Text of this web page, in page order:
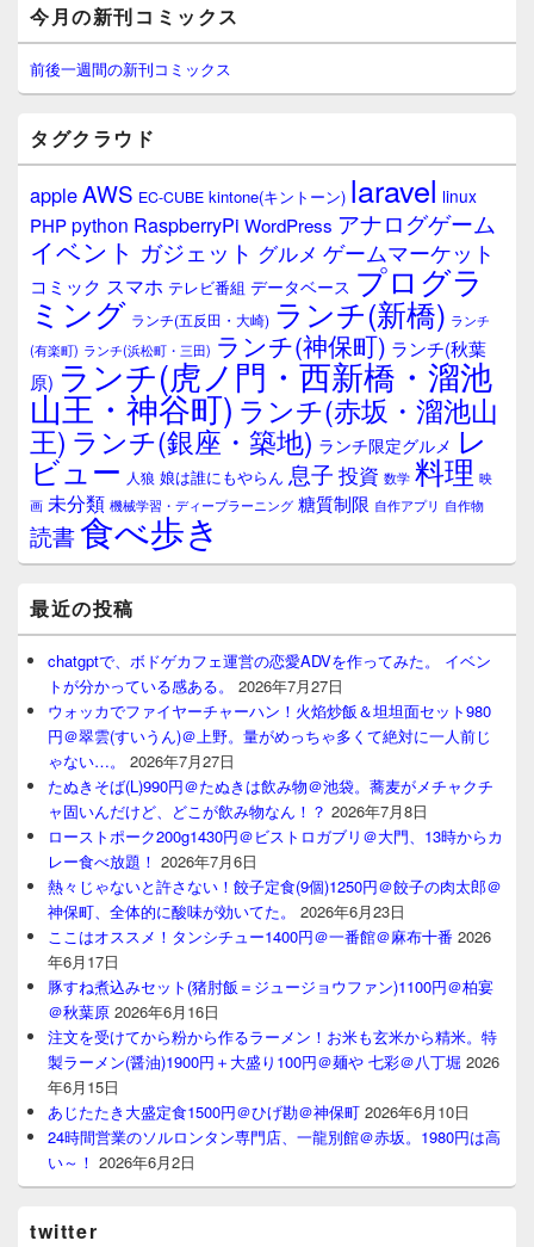
イ
ン
サ
イ
ウ
ィ
ジ
ェ
ア
今月の新刊コミックス
前後一週間の新刊コミックス
タグクラウド
appleAWS EC-CUBE kintone(キントーン) laravel linux
PHPpython RaspberryPi WordPress アナログゲーム
イベント ガジェット グルメ ゲームマーケット
コミック スマホ テレビ番組 データベース プログラ
ミング ランチ(五反田・大崎) ランチ(新橋) ランチ
(有楽町) ランチ(浜松町・三田) ランチ(神保町) ランチ(秋葉
原) ランチ(虎ノ門・西新橋・溜池
山王・神谷町) ランチ(赤坂・溜池山
王) ランチ(銀座・築地) ランチ限定グルメ レ
ビュー 人狼 娘は誰にもやらん 息子 投資 数学 料理 映
画 未分類 機械学習・ディープラーニング 糖質制限 自作アプリ 自作物
読書食べ歩き
最近の投稿
chatgptで、ボドゲカフェ運営の恋愛ADVを作ってみた。 イベン
トが分かっている感ある。
2026年7月27日
ウォッカでファイヤーチャーハン！火焰炒飯＆坦坦面セット980
円＠翠雲(すいうん)＠上野。量がめっちゃ多くて絶対に一人前じ
ゃない…。
2026年7月27日
たぬきそば(L)990円＠たぬきは飲み物＠池袋。蕎麦がメチャクチ
ャ固いんだけど、どこが飲み物なん！？ 2026年7月8日
ローストポーク200g1430円＠ビストロガブリ＠大門、13時からカ
レー食べ放題！ 2026年7月6日
熱々じゃないと許さない！餃子定食(9個)1250円＠餃子の肉太郎＠
神保町、全体的に酸味が効いてた。
2026年6月23日
ここはオススメ！タンシチュー1400円＠一番館＠麻布十番 2026
年6月17日
豚すね煮込みセット(猪肘飯＝ジュージョウファン)1100円＠柏宴
＠秋葉原 2026年6月16日
注文を受けてから粉から作るラーメン！お米も玄米から精米。特
製ラーメン(醤油)1900円＋大盛り100円＠麺や 七彩＠八丁堀 2026
年6月15日
あじたたき大盛定食1500円＠ひげ勘＠神保町 2026年6月10日
24時間営業のソルロンタン専門店、一龍別館＠赤坂。1980円は高
い～！ 2026年6月2日
twitter